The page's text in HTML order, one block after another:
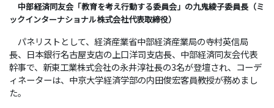
中部経済同友会「教育を考え行動する委員会」の九鬼綾子委員長（ミ
ックインターナショナル株式会社代表取締役）
パネリストとして、経済産業省中部経済産業局の寺村英信局
長、日本銀行名古屋支店の上口洋司支店長、中部経済同友会代表
幹事で、新東工業株式会社の永井淳社長の3名が登壇され、コーデ
ィネーターは、中京大学経済学部の内田俊宏客員教授が務めまし
た。